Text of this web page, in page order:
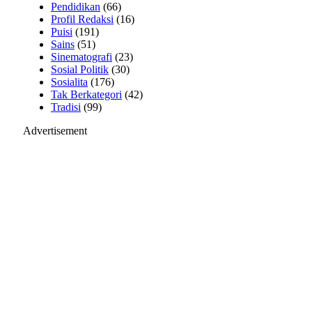
Pendidikan (66)
Profil Redaksi (16)
Puisi (191)
Sains (51)
Sinematografi (23)
Sosial Politik (30)
Sosialita (176)
Tak Berkategori (42)
Tradisi (99)
Advertisement